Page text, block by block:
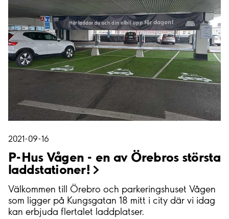
2021-09-16
P-Hus Vågen - en av Örebros största
laddstationer!
Välkommen till Örebro och parkeringshuset Vågen
som ligger på Kungsgatan 18 mitt i city där vi idag
kan erbjuda flertalet laddplatser.